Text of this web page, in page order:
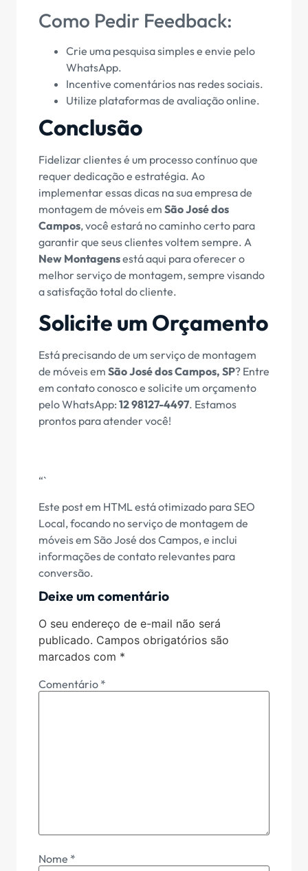
Como Pedir Feedback:
Crie uma pesquisa simples e envie pelo
WhatsApp.
Incentive comentários nas redes sociais.
Utilize plataformas de avaliação online.
Conclusão
Fidelizar clientes é um processo contínuo que
requer dedicação e estratégia. Ao
implementar essas dicas na sua empresa de
montagem de móveis em São José dos
Campos, você estará no caminho certo para
garantir que seus clientes voltem sempre. A
New Montagensestá aqui para oferecer o
melhor serviço de montagem, sempre visando
a satisfação total do cliente.
Solicite um Orçamento
Está precisando de um serviço de montagem
de móveis em São José dos Campos, SP? Entre
em contato conosco e solicite um orçamento
pelo WhatsApp: 12 98127-4497. Estamos
prontos para atender você!
“`
Este post em HTML está otimizado para SEO
Local, focando no serviço de montagem de
móveis em São José dos Campos, e inclui
informações de contato relevantes para
conversão.
Deixe um comentário
O seu endereço de e-mail não será
publicado. Campos obrigatórios são
marcados com *
Comentário *
Nome *